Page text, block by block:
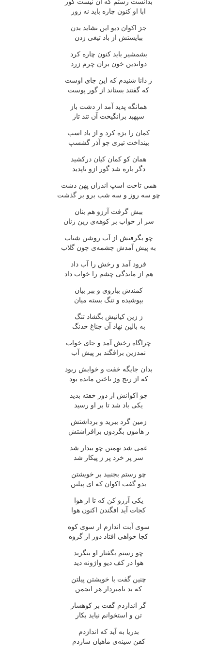
ابا او کنون چاره باید نه زور
جز اکوان دیو این نشاید بدن
ببایستش از باد تیغی زدن
بشمشیر باید کنون چاره کرد
دواندین خون بران چرم زرد
ز دانا شنیدم که این جای اوست
که گفتند بستاند از گور پوست
همانگه پدید آمد از دشت باز
سپهبد برانگیخت آن تند تاز
کمان را بزه کرد و از باد اسپ
بینداخت تیری چو آذر گشسپ
همان کو کمان کیان درکشید
دگر باره شد گور ازو ناپدید
همی تاخت اسپ اندران پهن دشت
چو سه روز و سه شب برو بر گذشت
ببش گرفت آرزو هم بنان
سر از خواب بر کوهه‌ی زین زنان
چو بگرفتش از آب روشن شتاب
به پیش آمدش چشمه‌ی چون گلاب
فرود آمد و رخش را آب داد
هم از ماندگی چشم را خواب داد
کمندش ببازوی و ببر بیان
بپوشیده و تنگ بسته میان
ز زین کیانیش بگشاد تنگ
به بالین نهاد آن جناغ خدنگ
چراگاه رخش آمد و جای خواب
نمدزین برافگند بر پیش آب
بدان جایگه خفت و خوابش ربود
که از رنج وز تاختن مانده بود
چو اکوانش از دور خفته بدید
یکی باد شد تا بر او رسید
زمین گرد ببرید و برداشتش
ز هامون بگردون برافراشتش
غمی شد تهمتن چو بیدار شد
سر پر خرد پر ز پیکار شد
چو رستم بجنبید بر خویشتن
بدو گفت اکوان که ای پیلتن
یکی آرزو کن که تا از هوا
کجات آید افگندن اکنون هوا
سوی آبت اندازم ار سوی کوه
کجا خواهی افتاد دور از گروه
چو رستم بگفتار او بنگرید
هوا در کف دیو واژونه دید
چنین گفت با خویشتن پیلتن
که بد نامبردار هر انجمن
گر اندازدم گفت بر کوهسار
تن و استخوانم نیاید بکار
بدریا به آید که اندازدم
کفن سینه‌ی ماهیان سازدم